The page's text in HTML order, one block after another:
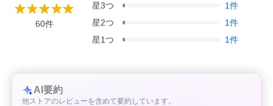
60件
星3つ 1件
星2つ 1件
星1つ 1件
AI要約
他ストアのレビューを含めて要約しています。